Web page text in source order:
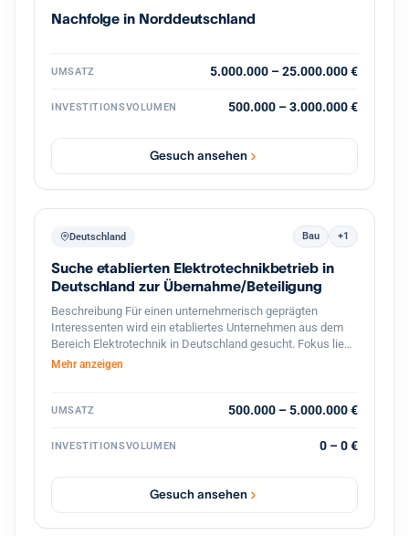
nächsten Wachstumsschritt mitgestaltet. Diskretion ist
Vertraulichkeitsvereinbarung.
Nachfolge in Norddeutschland
UMSATZ 5.000.000 – 25.000.000 €
INVESTITIONSVOLUMEN 500.000 – 3.000.000 €
Gesuch ansehen
Deutschland Bau +1
Suche etablierten Elektrotechnikbetrieb in
Deutschland zur Übernahme/Beteiligung
Beschreibung Für einen unternehmerisch geprägten
Interessenten wird ein etabliertes Unternehmen aus dem
Bereich Elektrotechnik in Deutschland gesucht. Fokus liegt
auf profitablen kleinen bis mittelständischen Betrieben mit
interessant sind Unternehmen mit Leistungen in den
Industrieelektrik Schaltschrankbau
Wartung & Service Photovoltaik / Ladeinfrastruktur
(optional) Der Interessent strebt eine langfristige
Weiterführung und Weiterentwicklung des Unternehmens
Mehr anzeigen
UMSATZ 500.000 – 5.000.000 €
INVESTITIONSVOLUMEN 0 – 0 €
Gesuch ansehen